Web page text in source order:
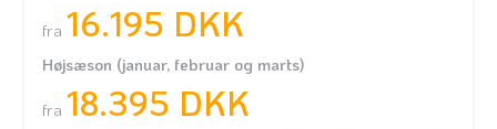
fra 16.195 DKK
Højsæson (januar, februar og marts)
fra 18.395 DKK